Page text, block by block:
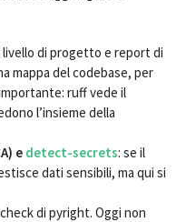
livello di progetto e report di
mappa del codebase, per
ruff vede il
l’insieme della
e detect-secrets: se il
dati sensibili, ma qui si
di pyright. Oggi non